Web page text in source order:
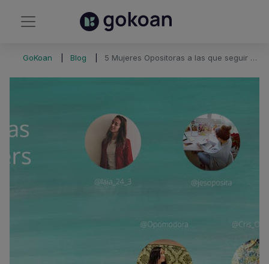
GoKoan Blog 5 Mujeres Opositoras a las que seguir este 8 de Marzo